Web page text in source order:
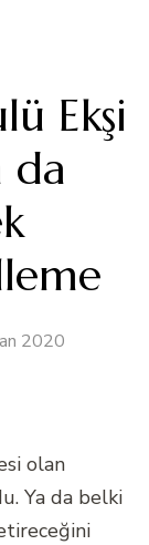
Ekşi
da
2020
olan
Ya da belki